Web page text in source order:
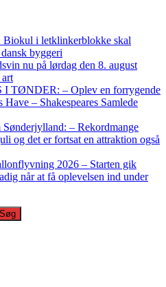
Biokul i letklinkerblokke skal
byggeri
nu på lørdag den 8. august
I TØNDER: – Oplev en forrygende
– Shakespeares Samlede
Sønderjylland: – Rekordmange
og det er fortsat en attraktion også
2026 – Starten gik
når at få oplevelsen ind under